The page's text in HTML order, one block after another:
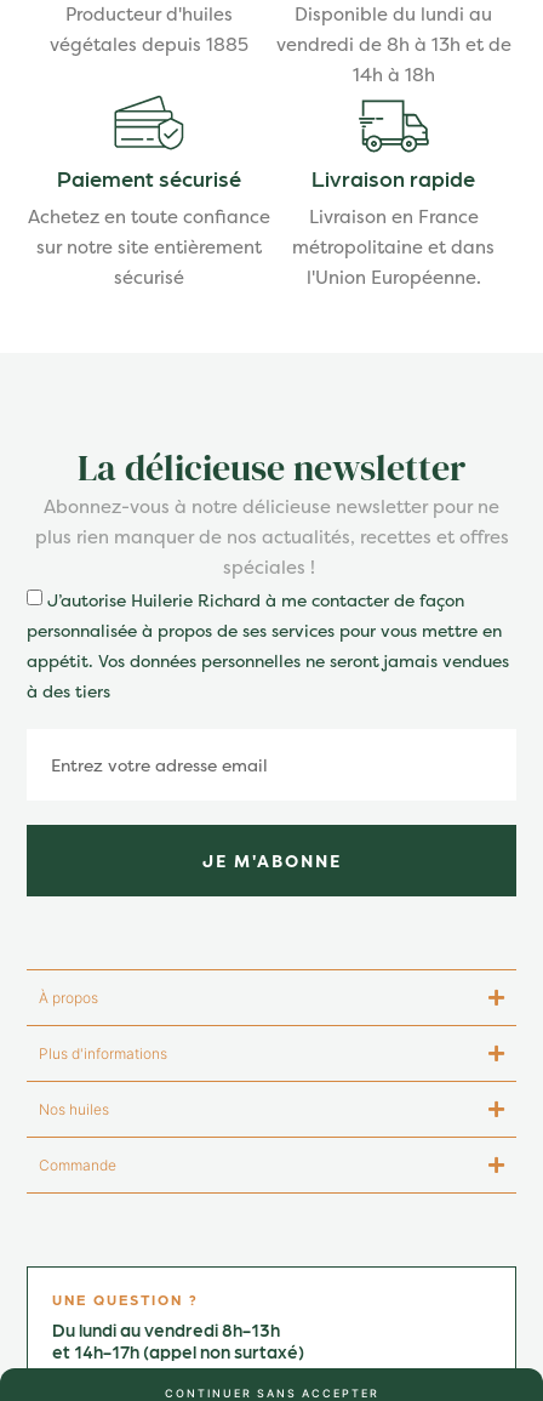
CONTINUER SANS ACCEPTER
Producteur d'huiles
végétales depuis 1885
Disponible du lundi au
vendredi de 8h à 13h et de
14h à 18h
Paiement sécurisé
Achetez en toute confiance
sur notre site entièrement
sécurisé
Livraison rapide
Livraison en France
métropolitaine et dans
l'Union Européenne.
La délicieuse newsletter
Abonnez-vous à notre délicieuse newsletter pour ne
plus rien manquer de nos actualités, recettes et offres
spéciales !
J’autorise Huilerie Richard à me contacter de façon
personnalisée à propos de ses services pour vous mettre en
appétit. Vos données personnelles ne seront jamais vendues
à des tiers
JE M'ABONNE
À propos
Plus d'informations
Nos huiles
Commande
UNE QUESTION ?
Du lundi au vendredi 8h-13h
et 14h-17h (appel non surtaxé)